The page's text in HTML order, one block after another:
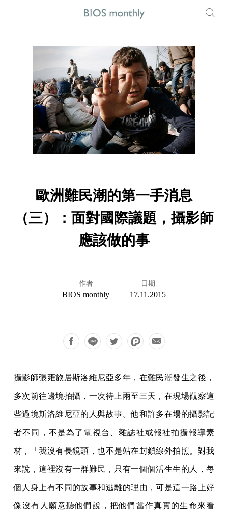
歐洲難民潮的第一手消息
（三）：面對國際議題，攝影師
應該做的事
作者
BIOS monthly
日期
17.11.2015
攝影師張雍旅居斯洛維尼亞多年，在難民潮發生之後，
多次前往邊境拍攝，一次待上兩至三天，在現場觀察這
些過境斯洛維尼亞的人與故事。他和許多在場的攝影記
者不同，不是為了電視台、雜誌社或報社拍攝報導素
材，「我沒有長鏡頭，也不是站在封鎖線外拍照。對我
來說，這裡沒有一群難民，只有一個個活生生的人，每
個人身上有不同的故事和逃離的理由，可是這一路上好
像沒有人願意聽他們說，把他們當作真實的生命來看